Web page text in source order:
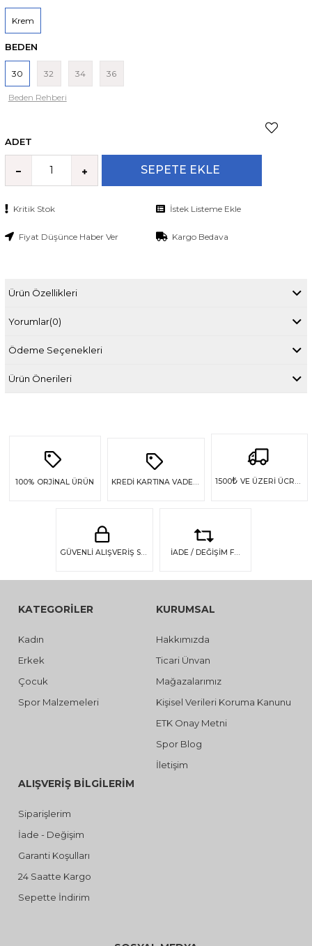
Krem
BEDEN
30 32 34 36
Beden Rehberi
ADET
Kritik Stok İstek Listeme Ekle
Fiyat Düşünce Haber Ver Kargo Bedava
Ürün Özellikleri
Yorumlar(0)
Ödeme Seçenekleri
Ürün Önerileri
100% ORJİNAL ÜRÜN 1500₺ VE ÜZERİ ÜCRETSİZ KARGO
GÜVENLİ ALIŞVERİŞ SSL GÜVENLİĞİ İADE / DEĞİŞİM FIRSATI
KATEGORİLER
Kadın
Erkek
Çocuk
Spor Malzemeleri
KURUMSAL
Hakkımızda
Ticari Ünvan
Mağazalarımız
Kişisel Verileri Koruma Kanunu
ETK Onay Metni
Spor Blog
İletişim
ALIŞVERİŞ BİLGİLERİM
Siparişlerim
İade - Değişim
Garanti Koşulları
24 Saatte Kargo
Sepette İndirim